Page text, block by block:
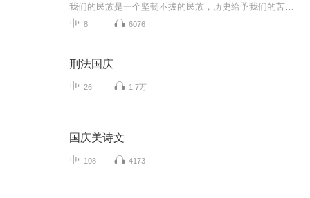
8 6076
刑法国庆
26 1.7万
国庆美诗文
108 4173